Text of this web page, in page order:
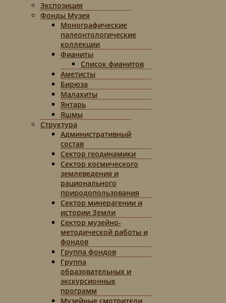
Экспозиция
Фонды Музея
Монографические
палеонтологические
коллекции
Фианиты
Список фианитов
Аметисты
Бирюза
Малахиты
Янтарь
Яшмы
Структура
Административный
состав
Сектор геодинамики
Сектор космического
землеведения и
рационального
природопользования
Сектор минерагении и
истории Земли
Сектор музейно-
методической работы и
фондов
Группа фондов
Группа
образовательных и
экскурсионных
программ
Музейные смотрители